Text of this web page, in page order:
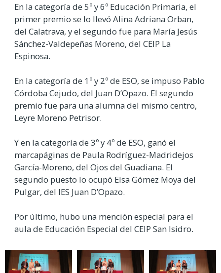
En la categoría de 5º y 6º Educación Primaria, el
primer premio se lo llevó Alina Adriana Orban,
del Calatrava, y el segundo fue para María Jesús
Sánchez-Valdepeñas Moreno, del CEIP La
Espinosa.
En la categoría de 1º y 2º de ESO, se impuso Pablo
Córdoba Cejudo, del Juan D’Opazo. El segundo
premio fue para una alumna del mismo centro,
Leyre Moreno Petrisor.
Y en la categoría de 3º y 4º de ESO, ganó el
marcapáginas de Paula Rodríguez-Madridejos
García-Moreno, del Ojos del Guadiana. El
segundo puesto lo ocupó Elsa Gómez Moya del
Pulgar, del IES Juan D’Opazo.
Por último, hubo una mención especial para el
aula de Educación Especial del CEIP San Isidro.